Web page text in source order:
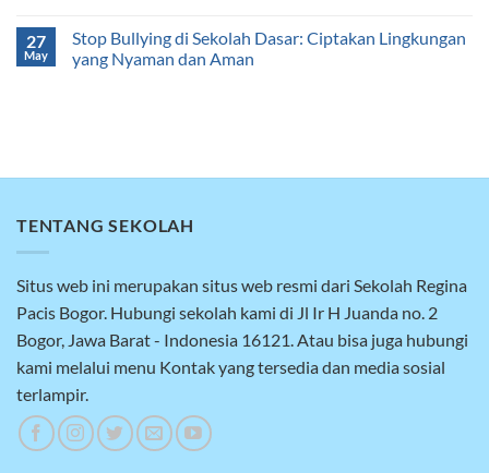
27
May
Stop Bullying di Sekolah Dasar: Ciptakan Lingkungan
yang Nyaman dan Aman
TENTANG SEKOLAH
Situs web ini merupakan situs web resmi dari Sekolah Regina
Pacis Bogor. Hubungi sekolah kami di Jl Ir H Juanda no. 2
Bogor, Jawa Barat - Indonesia 16121. Atau bisa juga hubungi
kami melalui menu Kontak yang tersedia dan media sosial
terlampir.